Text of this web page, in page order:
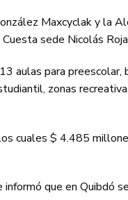
Maxcyclak y la
sede Nicolás
aulas para
zonas
cuales $ 4.485
que en Quibdó